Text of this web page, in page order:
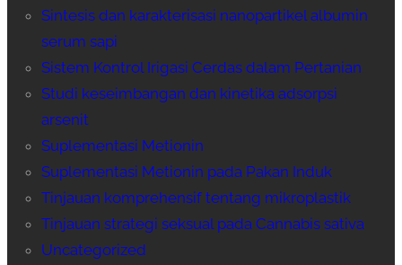
Sintesis dan karakterisasi nanopartikel albumin
serum sapi
Sistem Kontrol Irigasi Cerdas dalam Pertanian
Studi keseimbangan dan kinetika adsorpsi
arsenit
Suplementasi Metionin
Suplementasi Metionin pada Pakan Induk
Tinjauan komprehensif tentang mikroplastik
Tinjauan strategi seksual pada Cannabis sativa
Uncategorized